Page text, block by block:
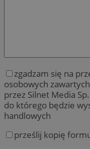
zgadzam się na
osobowych
przez Silnet Media
do którego będzie
handlowych
prześlij kopię